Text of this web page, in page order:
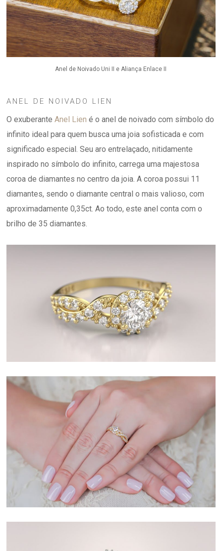
Anel de Noivado Uni II e Aliança Enlace II
ANEL DE NOIVADO LIEN
O exuberanteAnel Lien é o anel de noivado com símbolo do
infinito ideal para quem busca uma joia sofisticada e com
significado especial. Seu aro entrelaçado, nitidamente
inspirado no símbolo do infinito, carrega uma majestosa
coroa de diamantes no centro da joia. A coroa possui 11
diamantes, sendo o diamante central o mais valioso, com
aproximadamente 0,35ct. Ao todo, este anel conta com o
brilho de 35 diamantes.